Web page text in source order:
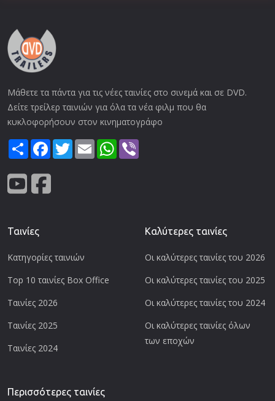
Μάθετε τα πάντα για τις νέες ταινίες στο σινεμά και σε DVD.
Δείτε τρείλερ ταινιών για όλα τα νέα φιλμ που θα
κυκλοφορήσουν στον κινηματογράφο
ShareFacebook
TwitterEmail WhatsApp
Ταινίες
Κατηγορίες ταινιών
Top 10 ταινίες Box Office
Ταινίες 2026
Ταινίες 2025
Ταινίες 2024
Καλύτερες ταινίες
Οι καλύτερες ταινίες του 2026
Οι καλύτερες ταινίες του 2025
Οι καλύτερες ταινίες του 2024
Οι καλύτερες ταινίες όλων
των εποχών
Περισσότερες ταινίες